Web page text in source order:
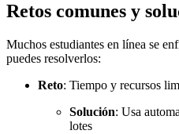
Retos comunes y
Muchos estudiantes en línea se
puedes resolverlos:
Reto: Tiempo y recursos
Solución: Usa
lotes